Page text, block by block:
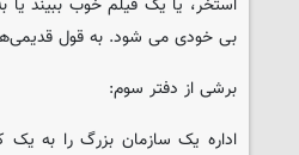
استخر، یا یک فیلم خوب ببیند
بی خودی می شود. به قول
برشی از دفتر سوم:
اداره یک سازمان بزرگ را به